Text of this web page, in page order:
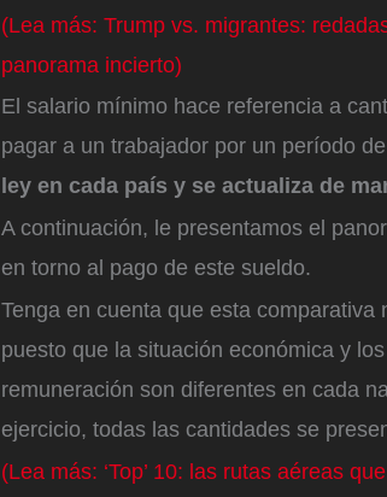
(Lea más: Trump vs. migrantes:
panorama incierto)
El salario mínimo hace referencia a
pagar a un trabajador por un período
ley en cada país y se actualiza de
A continuación, le presentamos el
en torno al pago de este sueldo.
Tenga en cuenta que esta
puesto que la situación económica y
remuneración son diferentes en cada
ejercicio, todas las cantidades se
(Lea más: ‘Top’ 10: las rutas aéreas